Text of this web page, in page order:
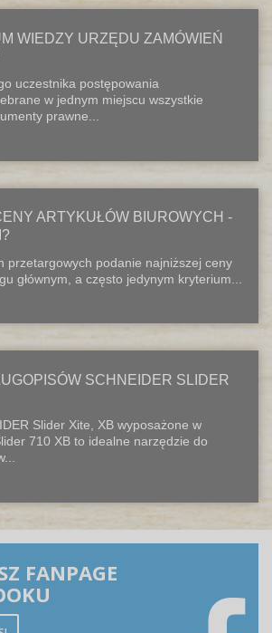
WIEDZY URZĘDU ZAMÓWIEŃ
uczestnika postępowania
w jednym miejscu wszystkie
prawne...
ARTYKUŁÓW BIUROWYCH -
przetargowych podanie najniższej ceny
głównym, a często jedynym kryterium...
SCHNEIDER SLIDER
Slider Xite, XB wyposażone w
710 XB to idealne narzędzie do
FANPAGE
Partnerów (rozwiń)